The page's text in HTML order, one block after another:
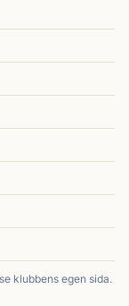
klubbens egen sida.